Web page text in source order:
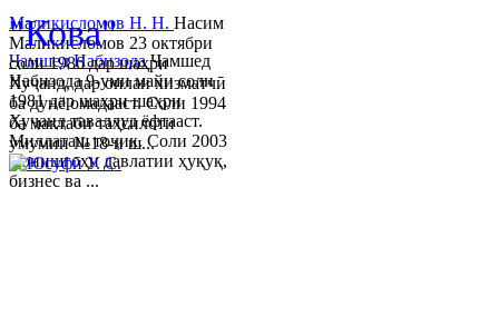
Ҷамшед НабизодаҶамшед
Набизода 9-уми майи соли
1981 дар шаҳри шаҳри
Хуҷанд таваллуд ёфтааст.
Миллаташ тоҷик. Соли 2003
Донишгоҳи давлатии ҳуқуқ,
бизнес ва ...
Маликисломов Н. Н. Насим
Маликисломов 23 октябри
соли 1986 дар шаҳри
Хуҷанд, дар оилаи хизматчӣ
ба дунё омадааст. Соли 1994
ба мактаби таҳсилоти
умумии №18-и ш...
"Кова"